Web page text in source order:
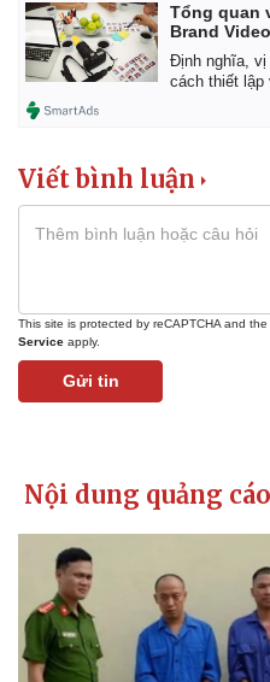
Tổng quan
Brand
Định nghĩa, vị
cách thiết lập
Viết bình luận
This site is protected by reCAPTCHA and the
Service apply.
Gửi tin